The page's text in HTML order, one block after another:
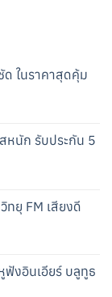
ด ในราคาสุดคุ้ม
สหนัก รับประกัน 5
ทยุ FM เสียงดี
ฟังอินเอียร์ บลูทูธ